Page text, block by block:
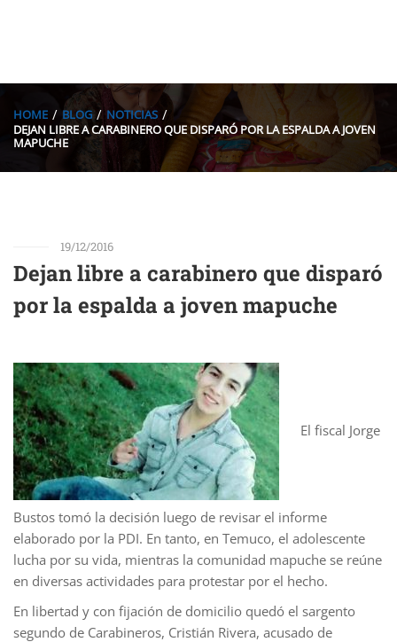
HOME BLOG
NOTICIAS
DEJAN LIBRE A CARABINERO QUE DISPARÓ POR LA ESPALDA A JOVEN
MAPUCHE
19/12/2016
Dejan libre a carabinero que disparó
por la espalda a joven mapuche
El fiscal Jorge
Bustos tomó la decisión luego de revisar el informe
elaborado por la PDI. En tanto, en Temuco, el adolescente
lucha por su vida, mientras la comunidad mapuche se reúne
en diversas actividades para protestar por el hecho.
En libertad y con fijación de domicilio quedó el sargento
segundo de Carabineros, Cristián Rivera, acusado de